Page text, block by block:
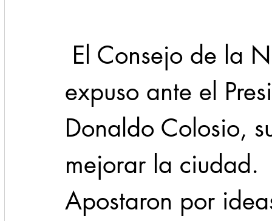
expuso ante el
Donaldo Colosio,
mejorar la ciudad.
Apostaron por